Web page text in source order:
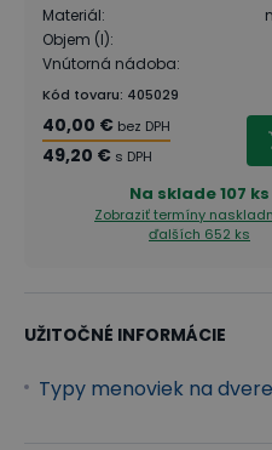
Materiál:
Objem (l):
Vnútorná nádoba:
Kód tovaru: 405029
40,00 € bez DPH
49,20 € s DPH
Na sklade107 ks
Zobraziť termíny
ďalších 652 ks
UŽITOČNÉ INFORMÁCIE
Typy menoviek na dvere